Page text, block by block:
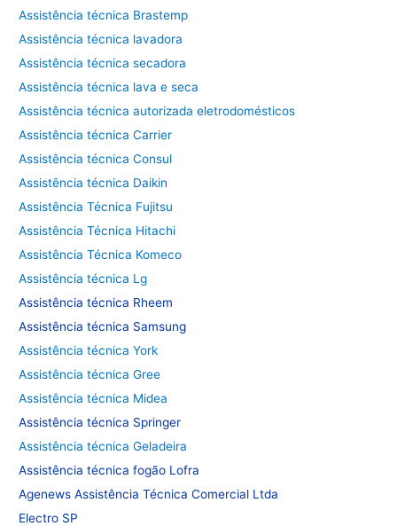
Assistência técnica Brastemp
Assistência técnica lavadora
Assistência técnica secadora
Assistência técnica lava e seca
Assistência técnica autorizada eletrodomésticos
Assistência técnica Carrier
Assistência técnica Consul
Assistência técnica Daikin
Assistência Técnica Fujitsu
Assistência Técnica Hitachi
Assistência Técnica Komeco
Assistência técnica Lg
Assistência técnica Rheem
Assistência técnica Samsung
Assistência técnica York
Assistência técnica Gree
Assistência técnica Midea
Assistência técnica Springer
Assistência técnica Geladeira
Assistência técnica fogão Lofra
Agenews Assistência Técnica Comercial Ltda
Electro SP